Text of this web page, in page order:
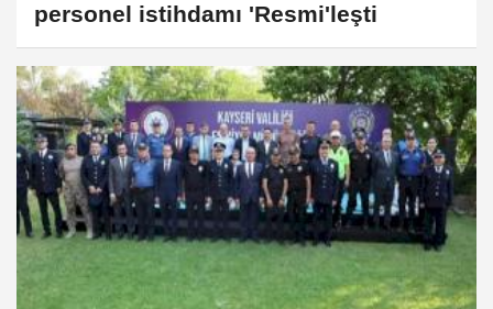
personel istihdamı 'Resmi'leşti